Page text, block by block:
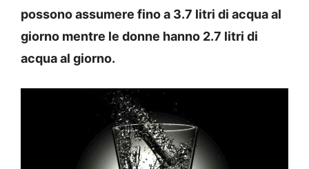
possono assumere fino a 3.7 litri di acqua al
giorno mentre le donne hanno 2.7 litri di
acqua al giorno.